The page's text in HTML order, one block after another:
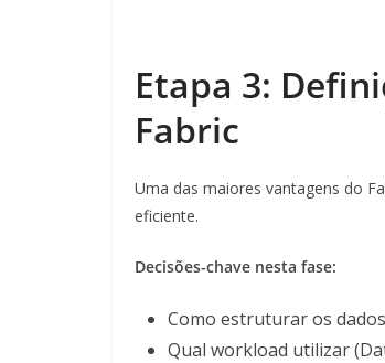
Etapa 3:
Fabric
Uma das maiores vantagens do
eficiente.
Decisões-chave nesta fase:
Como estruturar os
Qual workload utilizar